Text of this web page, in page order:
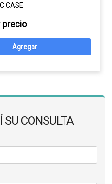
CASE
precio
SU CONSULTA